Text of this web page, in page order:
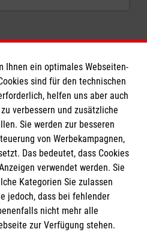
Ihnen ein optimales Webseiten-
sind für den technischen
helfen uns aber auch
verbessern und zusätzliche
Sie werden zur besseren
von Werbekampagnen,
Das bedeutet, dass Cookies
verwendet werden. Sie
Kategorien Sie zulassen
jedoch, dass bei fehlender
nicht mehr alle
zur Verfügung stehen.